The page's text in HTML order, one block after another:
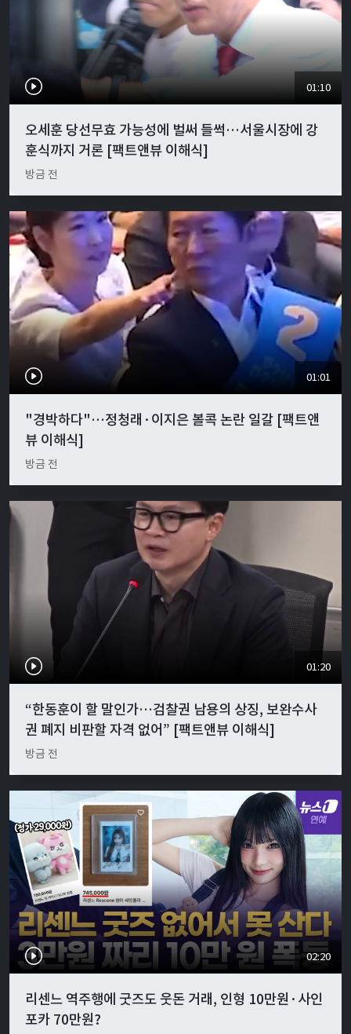
01:10
오세훈 당선무효 가능성에 벌써 들썩…서울시장에 강
훈식까지 거론 [팩트앤뷰 이해식]
방금 전
01:01
"경박하다"…정청래·이지은 볼콕 논란 일갈 [팩트앤
뷰 이해식]
방금 전
01:20
“한동훈이 할 말인가…검찰권 남용의 상징, 보완수사
권 폐지 비판할 자격 없어” [팩트앤뷰 이해식]
방금 전
02:20
리센느 역주행에 굿즈도 웃돈 거래, 인형 10만원·사인
포카 70만원?